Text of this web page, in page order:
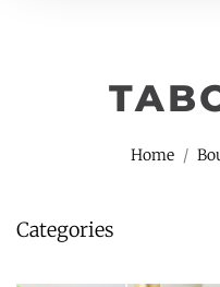
Home
Categories